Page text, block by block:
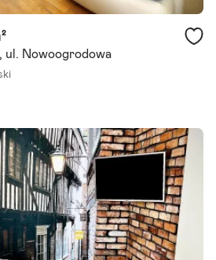
ul. Nowoogrodowa
i pełne mozliwości mieszkanie 4-p
98 m2 połozone w Kamieniu Pomorskim. -
na bezpłatną.